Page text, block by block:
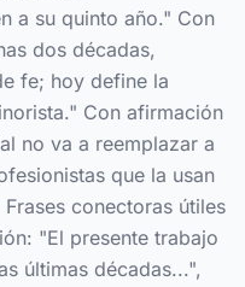
a su quinto año." Con
dos décadas,
fe; hoy define la
Con afirmación
no va a reemplazar a
que la usan
conectoras útiles
"El presente trabajo
últimas décadas...",